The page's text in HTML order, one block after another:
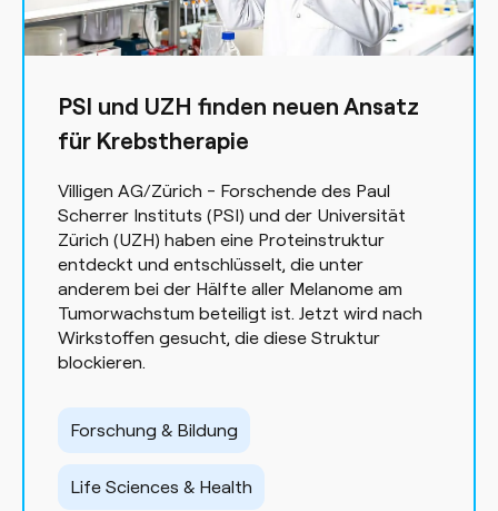
PSI und UZH finden neuen Ansatz
für Krebstherapie
Villigen AG/Zürich - Forschende des Paul
Scherrer Instituts (PSI) und der Universität
Zürich (UZH) haben eine Proteinstruktur
entdeckt und entschlüsselt, die unter
anderem bei der Hälfte aller Melanome am
Tumorwachstum beteiligt ist. Jetzt wird nach
Wirkstoffen gesucht, die diese Struktur
blockieren.
Forschung & Bildung
Life Sciences & Health